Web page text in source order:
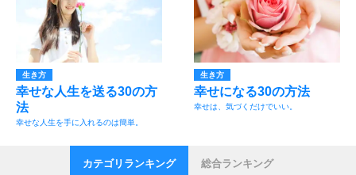
生き方
幸せな人生を送る30の方
法
幸せな人生を手に入れるのは簡単。
生き方
幸せになる30の方法
幸せは、気づくだけでいい。
カテゴリランキング 総合ランキング